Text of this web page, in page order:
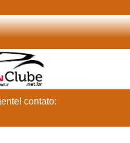
contato: